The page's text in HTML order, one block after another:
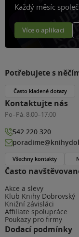
Každý měsíc
Více o aplikaci
Často
Akce a slevy
Klub Knihy Dobrovský
Knižní závisláci
Affiliate spolupráce
Poukazy pro firmy
Dodací podmínky
Potřebujete s
Často kladené dotazy
Kontaktujte nás
Po–Pá: 8:00–17:00
542 220 320
Všechny kontakty